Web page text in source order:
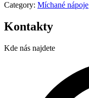
Category: Míchané nápoje
Kontakty
Kde nás najdete